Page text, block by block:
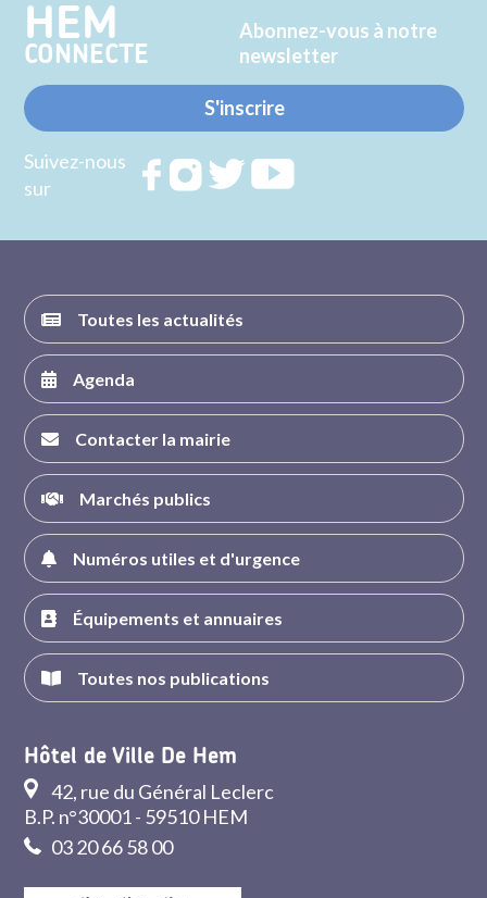
HEM
CONNECTE
Abonnez-vous à notre
newsletter
S'inscrire
Suivez-nous
sur
RejoignezRejoignezRejoignez
Toutes les actualités
Agenda
Contacter la mairie
Marchés publics
Numéros utiles et d'urgence
Équipements et annuaires
Toutes nos publications
Hôtel de Ville De Hem
42, rue du Général Leclerc
B.P. n°30001 - 59510 HEM
03 20 66 58 00